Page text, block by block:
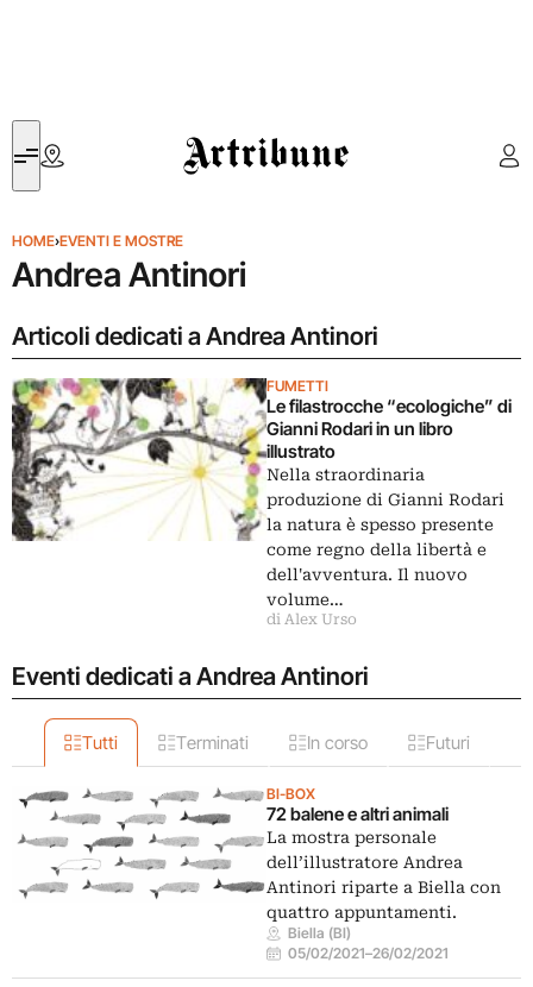
Artribune
HOME›EVENTI E MOSTRE
Andrea Antinori
Articoli dedicati a Andrea Antinori
FUMETTI
Le filastrocche “ecologiche” di
Gianni Rodari in un libro
illustrato
Nella straordinaria
produzione di Gianni Rodari
la natura è spesso presente
come regno della libertà e
dell'avventura. Il nuovo
volume…
di Alex Urso
Eventi dedicati a Andrea Antinori
Tutti Terminati In corso Futuri
BI-BOX
72 balene e altri animali
La mostra personale
dell’illustratore Andrea
Antinori riparte a Biella con
quattro appuntamenti.
Biella (BI)
05/02/2021–26/02/2021